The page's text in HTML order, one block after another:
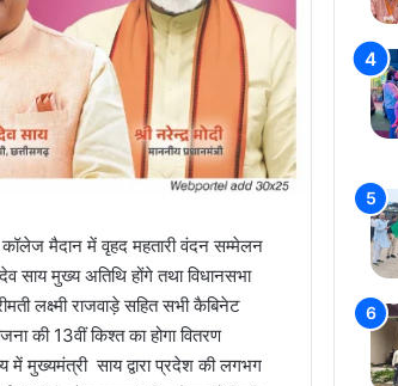
कॉलेज मैदान में वृहद महतारी वंदन सम्मेलन
साय मुख्य अतिथि होंगे तथा विधानसभा
लक्ष्मी राजवाड़े सहित सभी कैबिनेट
की 13वीं किश्त का होगा वितरण
में मुख्यमंत्री साय द्वारा प्रदेश की लगभग